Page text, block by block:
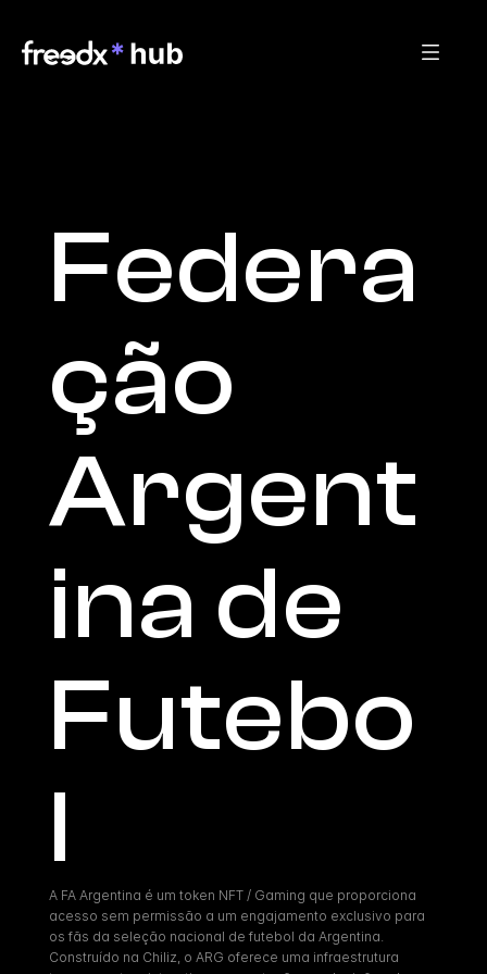
Federa
ção
Argent
ina de
Futebo
l
A FA Argentina é um token NFT / Gaming que proporciona
acesso sem permissão a um engajamento exclusivo para
os fãs da seleção nacional de futebol da Argentina.
Construído na Chiliz, o ARG oferece uma infraestrutura